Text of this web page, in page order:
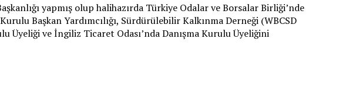
yapmış olup halihazırda Türkiye Odalar ve Borsalar Birliği’nde
Başkan Yardımcılığı, Sürdürülebilir Kalkınma Derneği (WBCSD
ve İngiliz Ticaret Odası’nda Danışma Kurulu Üyeliğini